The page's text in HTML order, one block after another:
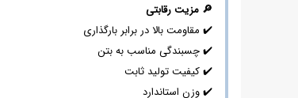
🔎 مزیت رقابتی
✔️ مقاومت بالا در برابر بارگذاری
✔️ چسبندگی مناسب به بتن
✔️ کیفیت تولید ثابت
✔️ وزن استاندارد